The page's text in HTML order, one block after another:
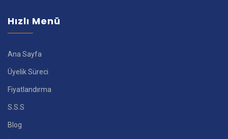
Hızlı Menü
Ana Sayfa
Üyelik Süreci
Fiyatlandırma
S.S.S
Blog